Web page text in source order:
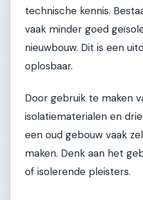
technische kennis.
vaak minder goed
nieuwbouw. Dit is een
oplosbaar.
Door gebruik te maken
isolatiematerialen en
een oud gebouw vaak
maken. Denk aan het
of isolerende pleisters.